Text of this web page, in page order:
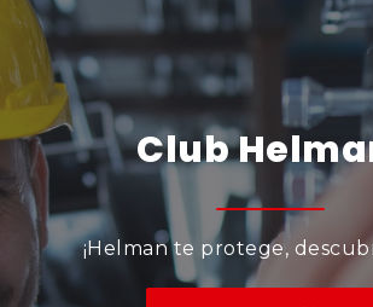
Club
¡Helman te protege,